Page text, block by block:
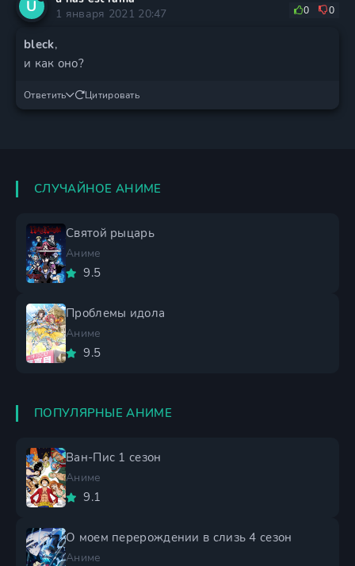
U
1 января 2021 20:47
0 0
bleck,
и как оно?
Ответить Цитировать
СЛУЧАЙНОЕ АНИМЕ
Святой рыцарь
Аниме
9.5
Проблемы идола
Аниме
9.5
ПОПУЛЯРНЫЕ АНИМЕ
Ван-Пис 1 сезон
Аниме
9.1
О моем перерождении в слизь 4 сезон
Аниме